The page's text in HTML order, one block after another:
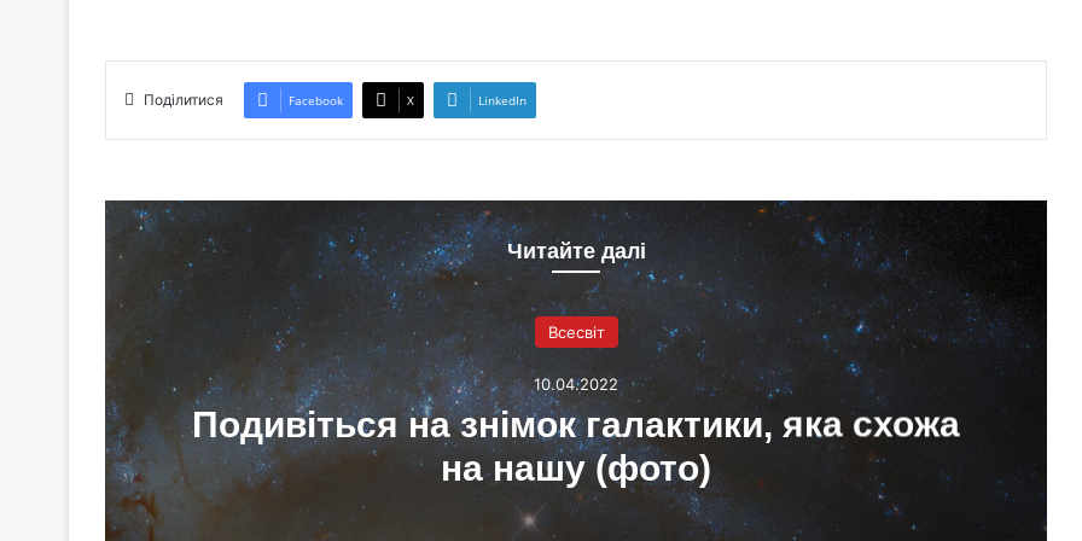
Поділитися Facebook X LinkedIn
Читайте далі
Всесвіт
10.04.2022
Подивіться на знімок галактики, яка схожа
на нашу (фото)